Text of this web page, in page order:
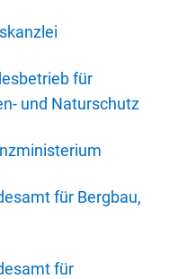
für
und Naturschutz
für Bergbau,
für